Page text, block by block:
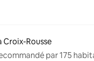
Croix-Rousse
par 175